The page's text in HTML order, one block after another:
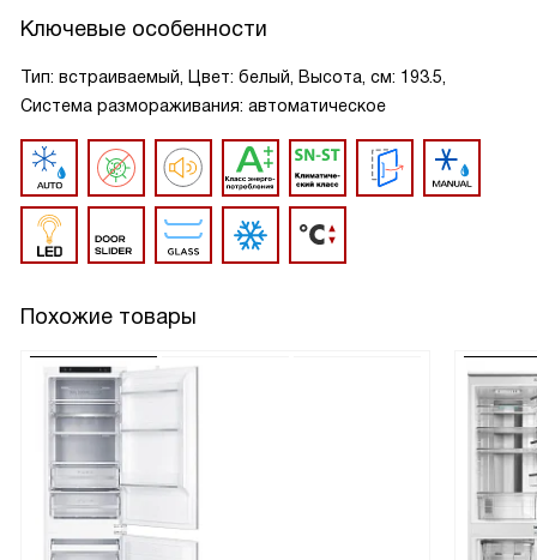
Ключевые особенности
Тип: встраиваемый, Цвет: белый, Высота, см: 193.5,
Система размораживания: автоматическое
Похожие товары